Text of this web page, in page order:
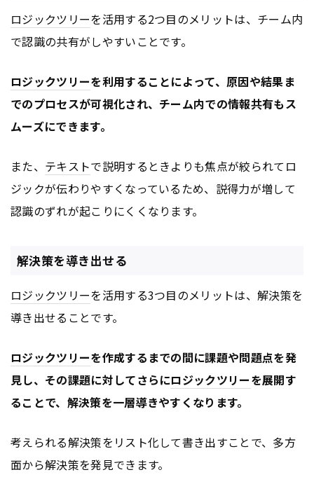
ロジックツリーを活用する2つ目のメリットは、チーム内
で認識の共有がしやすいことです。
ロジックツリーを利用することによって、原因や結果ま
でのプロセスが可視化され、チーム内での情報共有もス
ムーズにできます。
また、 テキストで説明するときよりも焦点が絞られてロ
ジックが伝わりやすくなっているため、説得力が増して
認識のずれが起こりにくくなります。
解決策を導き出せる
ロジックツリーを活用する3つ目のメリットは、解決策を
導き出せることです。
ロジックツリーを作成するまでの間に課題や問題点を発
見し、その課題に対してさらにロジックツリーを展開す
ることで、解決策を一層導きやすくなります。
考えられる解決策をリスト化して書き出すことで、多方
面から解決策を発見できます。